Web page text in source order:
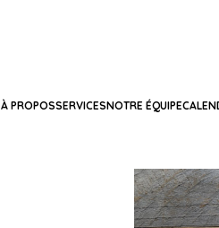
À PROPOSSERVICESNOTRE ÉQUIPE